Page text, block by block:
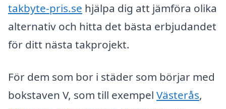
takbyte-pris.se hjälpa dig att jämföra olika
alternativ och hitta det bästa erbjudandet
för ditt nästa takprojekt.
För dem som bor i städer som börjar med
bokstaven V, som till exempel Västerås,